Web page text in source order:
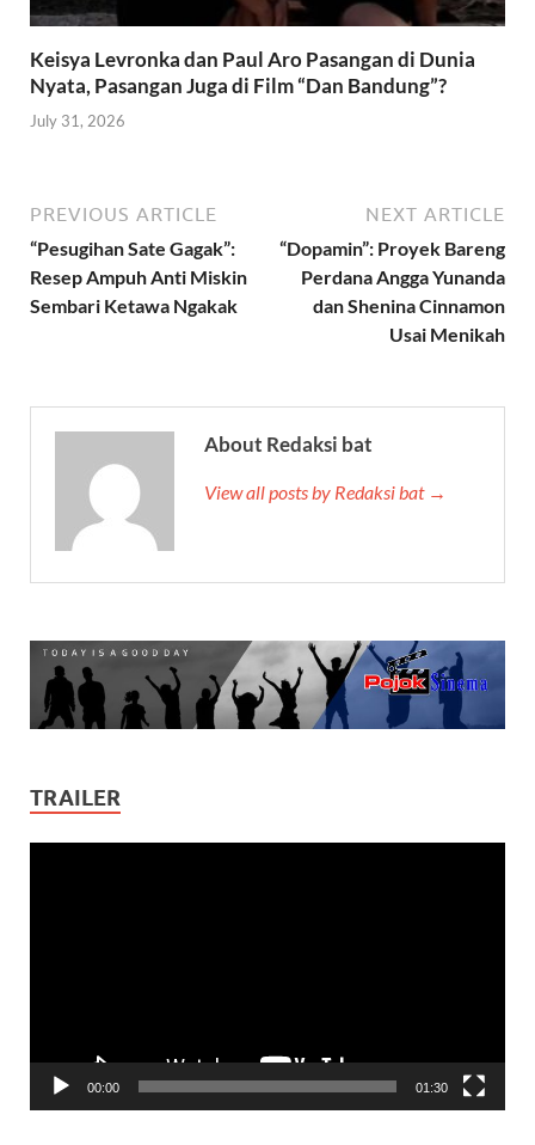
Keisya Levronka dan Paul Aro Pasangan di Dunia
Nyata, Pasangan Juga di Film “Dan Bandung”?
July 31, 2026
PREVIOUS ARTICLE
“Pesugihan Sate Gagak”:
Resep Ampuh Anti Miskin
Sembari Ketawa Ngakak
NEXT ARTICLE
“Dopamin”: Proyek Bareng
Perdana Angga Yunanda
dan Shenina Cinnamon
Usai Menikah
About Redaksi bat
View all posts by Redaksi bat →
TRAILER
00:00 01:30